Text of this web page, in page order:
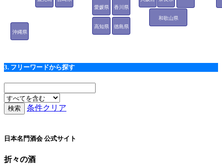
和歌山県
徳島県
香川県
愛媛県
高知県
沖縄県
3. フリーワードから探す
条件クリア
日本名門酒会 公式サイト
折々の酒